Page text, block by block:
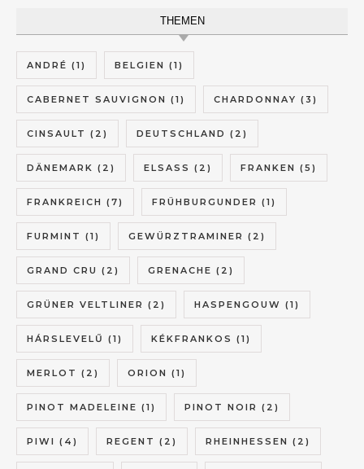
THEMEN
ANDRÉ (1) BELGIEN (1)
CABERNET SAUVIGNON (1) CHARDONNAY (3)
CINSAULT (2) DEUTSCHLAND (2)
DÄNEMARK (2) ELSASS (2) FRANKEN (5)
FRANKREICH (7) FRÜHBURGUNDER (1)
FURMINT (1) GEWÜRZTRAMINER (2)
GRAND CRU (2) GRENACHE (2)
GRÜNER VELTLINER (2) HASPENGOUW (1)
HÁRSLEVELŰ (1) KÉKFRANKOS (1)
MERLOT (2) ORION (1)
PINOT MADELEINE (1) PINOT NOIR (2)
PIWI (4) REGENT (2) RHEINHESSEN (2)